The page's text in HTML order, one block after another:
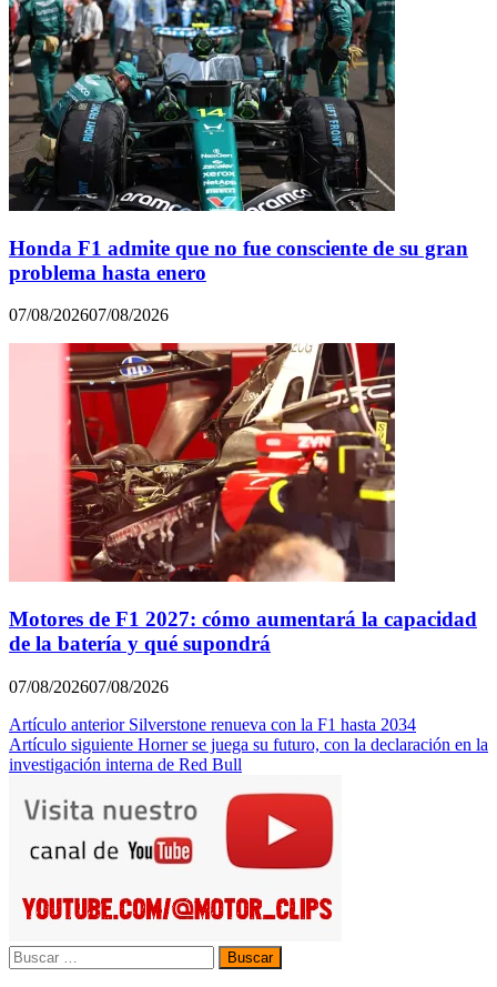
Honda F1 admite que no fue consciente de su gran
problema hasta enero
07/08/202607/08/2026
Motores de F1 2027: cómo aumentará la capacidad
de la batería y qué supondrá
07/08/202607/08/2026
Navegación
de
Artículo anterior Silverstone renueva con la F1 hasta 2034
Artículo siguiente Horner se juega su futuro, con la declaración en la
investigación interna de Red Bull
Buscar: